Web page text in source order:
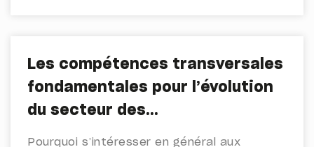
Les compétences transversales
fondamentales pour l’évolution
du secteur des
Télécommunications et des
Pourquoi s’intéresser en général aux